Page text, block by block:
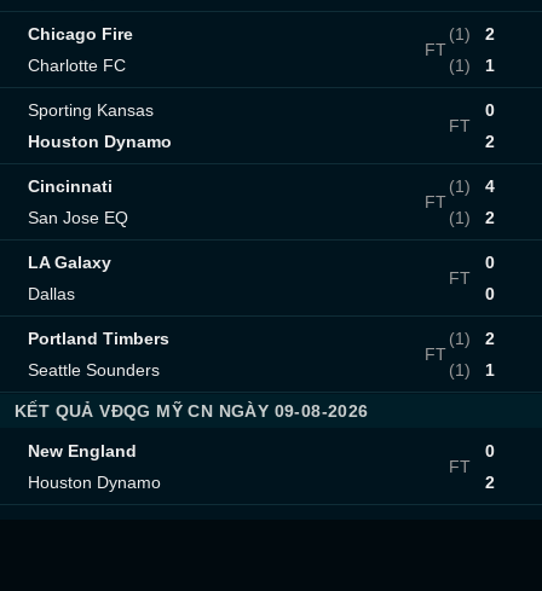
FT
Chicago Fire
Charlotte FC
2
1
(1)
(1)
FT
Sporting Kansas
Houston Dynamo
0
2
FT
Cincinnati
San Jose EQ
4
2
(1)
(1)
FT
LA Galaxy
Dallas
0
0
FT
Portland Timbers
Seattle Sounders
2
1
(1)
(1)
KẾT QUẢ VĐQG MỸ CN NGÀY 09-08-2026
FT
New England
Houston Dynamo
0
2